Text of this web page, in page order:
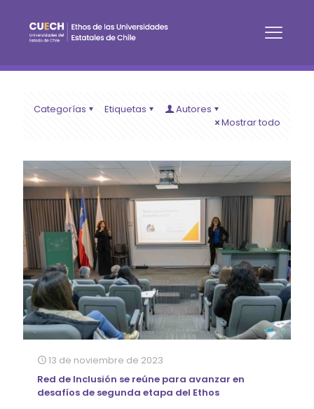
Categorías Etiquetas
Autores
Mostrar todo
13 de noviembre de 2023
Red de Inclusión se reúne para avanzar en
desafíos de segunda etapa del Ethos